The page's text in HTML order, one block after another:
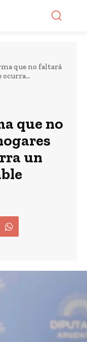
que no faltará
ocurra...
que no
un